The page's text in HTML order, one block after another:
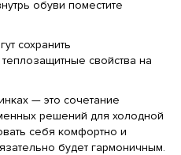
обуви поместите
сохранить
свойства на
— это сочетание
решений для холодной
себя комфортно и
будет гармоничным.